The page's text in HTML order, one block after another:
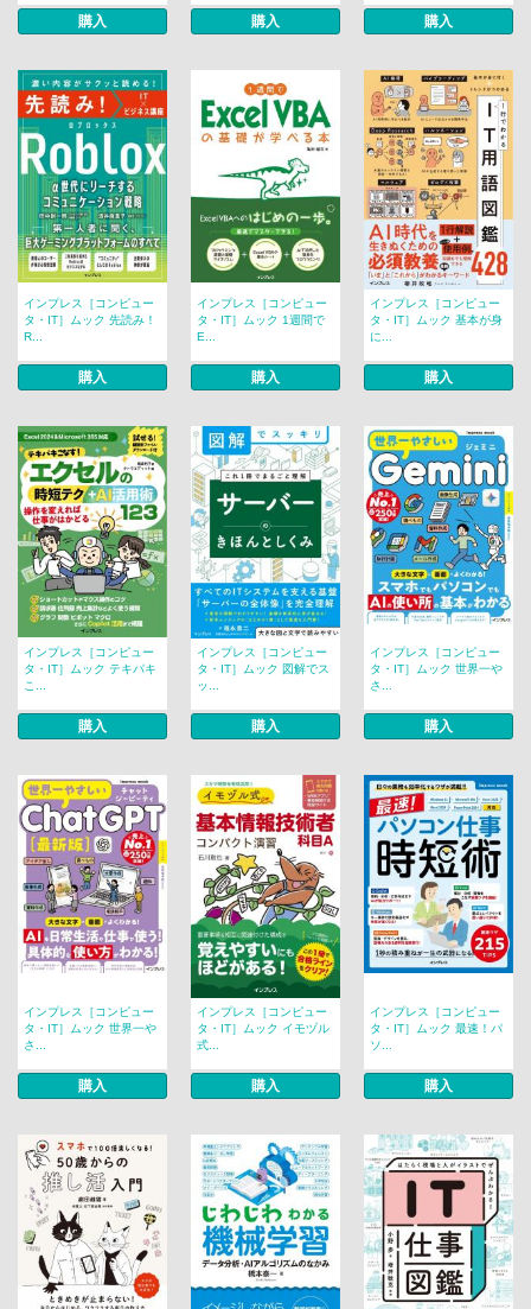
購入 購入 購入
インプレス［コンピュー
タ・IT］ムック 先読み！
R...
購入
インプレス［コンピュー
タ・IT］ムック 1週間で
E...
購入
インプレス［コンピュー
タ・IT］ムック 基本が身
に...
購入
インプレス［コンピュー
タ・IT］ムック テキパキ
こ...
購入
インプレス［コンピュー
タ・IT］ムック 図解でス
ッ...
購入
インプレス［コンピュー
タ・IT］ムック 世界一や
さ...
購入
インプレス［コンピュー
タ・IT］ムック 世界一や
さ...
購入
インプレス［コンピュー
タ・IT］ムック イモヅル
式...
購入
インプレス［コンピュー
タ・IT］ムック 最速！パ
ソ...
購入